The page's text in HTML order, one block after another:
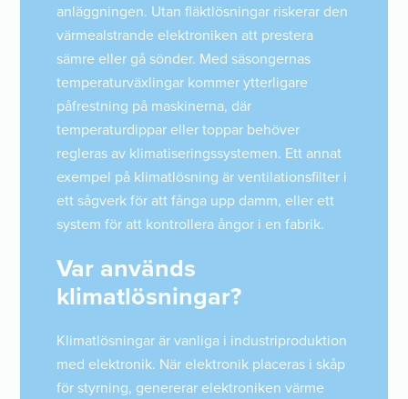
anläggningen. Utan fläktlösningar riskerar den
värmealstrande elektroniken att prestera
sämre eller gå sönder. Med säsongernas
temperaturväxlingar kommer ytterligare
påfrestning på maskinerna, där
temperaturdippar eller toppar behöver
regleras av klimatiseringssystemen. Ett annat
exempel på klimatlösning är ventilationsfilter i
ett sågverk för att fånga upp damm, eller ett
system för att kontrollera ångor i en fabrik.
Var används
klimatlösningar?
Klimatlösningar är vanliga i industriproduktion
med elektronik. När elektronik placeras i skåp
för styrning, genererar elektroniken värme